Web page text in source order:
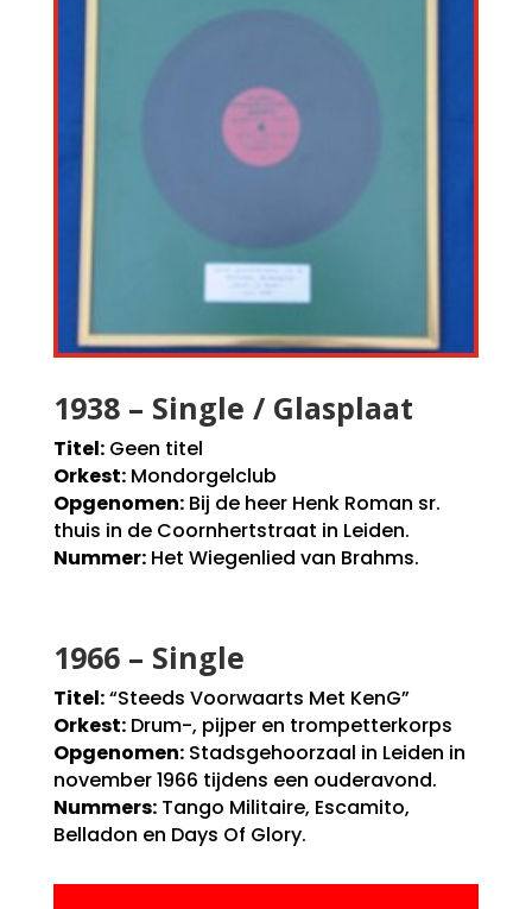
1938 – Single / Glasplaat
Titel:Geen titel
Orkest:Mondorgelclub
Opgenomen:Bij de heer Henk Roman sr.
thuis in de Coornhertstraat in Leiden.
Nummer:Het Wiegenlied van Brahms.
1966 – Single
Titel:“Steeds Voorwaarts Met KenG”
Orkest:Drum-, pijper en trompetterkorps
Opgenomen:Stadsgehoorzaal in Leiden in
november 1966 tijdens een ouderavond.
Nummers:Tango Militaire, Escamito,
Belladon en Days Of Glory.